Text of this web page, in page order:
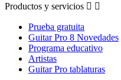
Productos y servicios  
Prueba gratuita
Guitar Pro 8 Novedades
Programa educativo
Artistas
Guitar Pro tablaturas